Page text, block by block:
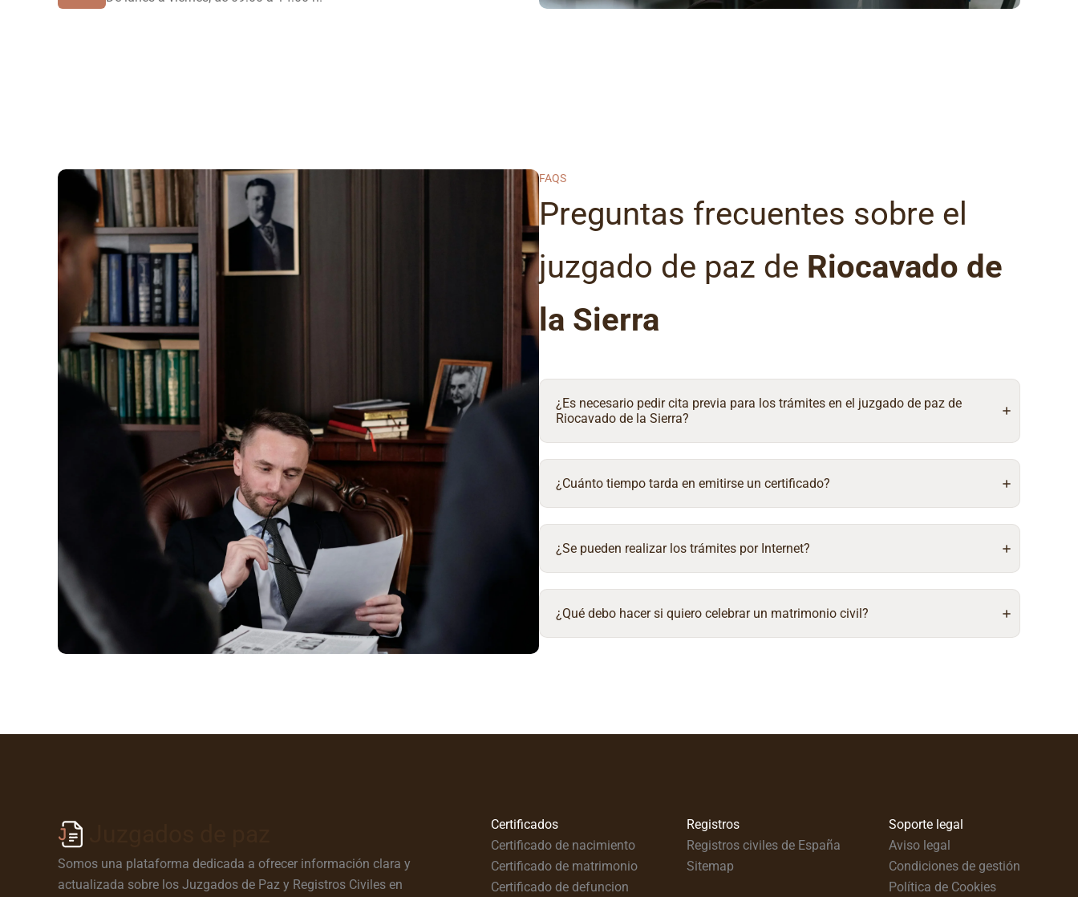
FAQS
Preguntas frecuentes sobre el
juzgado de paz de Riocavado de
la Sierra
¿Es necesario pedir cita previa para los trámites en el juzgado de paz de
Riocavado de la Sierra?
¿Cuánto tiempo tarda en emitirse un certificado?
¿Se pueden realizar los trámites por Internet?
¿Qué debo hacer si quiero celebrar un matrimonio civil?
Somos una plataforma dedicada a ofrecer información clara y
actualizada sobre los Juzgados de Paz y Registros Civiles en
Certificados
Certificado de nacimiento
Certificado de matrimonio
Certificado de defuncion
Registros
Registros civiles de España
Sitemap
Soporte legal
Aviso legal
Condiciones de gestión
Política de Cookies